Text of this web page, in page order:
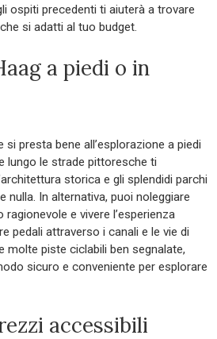
ospiti precedenti ti aiuterà a trovare
si adatti al tuo budget.
a piedi o in
si presta bene all’esplorazione a piedi
lungo le strade pittoresche ti
storica e gli splendidi parchi
nulla. In alternativa, puoi noleggiare
e vivere l’esperienza
pedali attraverso i canali e le vie di
molte piste ciclabili ben segnalate,
sicuro e conveniente per esplorare
accessibili